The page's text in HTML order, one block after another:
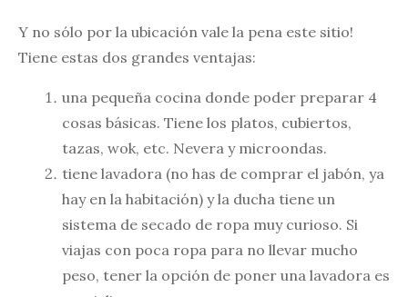
Y no sólo por la ubicación vale la pena este sitio!
Tiene estas dos grandes ventajas:
una pequeña cocina donde poder preparar 4
cosas básicas. Tiene los platos, cubiertos,
tazas, wok, etc. Nevera y microondas.
tiene lavadora (no has de comprar el jabón, ya
hay en la habitación) y la ducha tiene un
sistema de secado de ropa muy curioso. Si
viajas con poca ropa para no llevar mucho
peso, tener la opción de poner una lavadora es